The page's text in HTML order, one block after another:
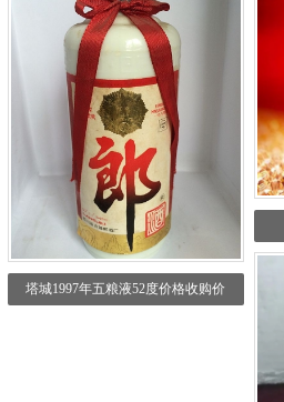
塔城1997年五粮液52度价格收购价